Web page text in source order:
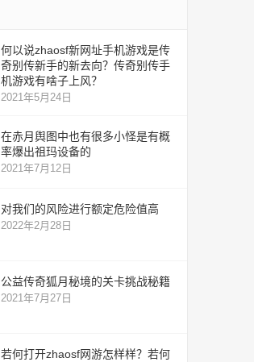
何以说zhaosf新网址手机游戏是传
奇别传新手的新去向？传奇别传手
机游戏有啥子上风？
2021年5月24日
在赤月舆图中也有很多小怪是有概
率爆出祖玛设备的
2021年7月12日
对我们的风险进行额定危险值高
2022年2月28日
公益传奇狐月秘境的关卡挑战秘籍
2021年7月27日
若何打开zhaosf网游怎样样？若何